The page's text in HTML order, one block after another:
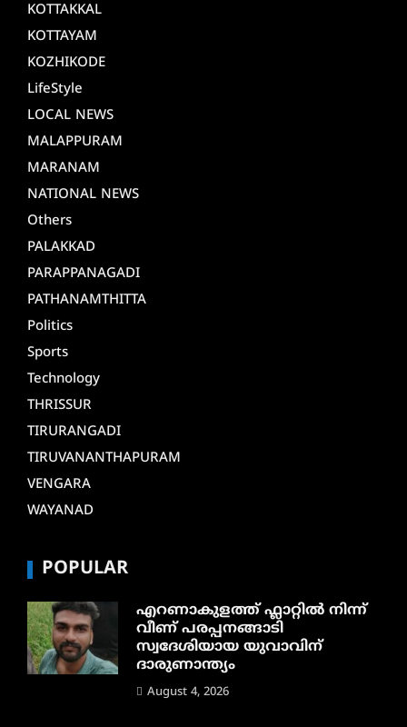
KOTTAKKAL
KOTTAYAM
KOZHIKODE
LifeStyle
LOCAL NEWS
MALAPPURAM
MARANAM
NATIONAL NEWS
Others
PALAKKAD
PARAPPANAGADI
PATHANAMTHITTA
Politics
Sports
Technology
THRISSUR
TIRURANGADI
TIRUVANANTHAPURAM
VENGARA
WAYANAD
POPULAR
എറണാകുളത്ത് ഫ്ലാറ്റിൽ നിന്ന്
വീണ് പരപ്പനങ്ങാടി
സ്വദേശിയായ യുവാവിന്
ദാരുണാന്ത്യം
August 4, 2026